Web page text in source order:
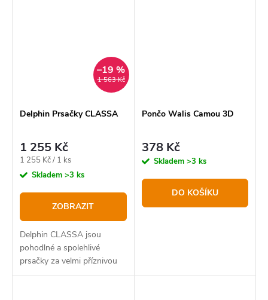
1 563 Kč
–19 %
Delphin Prsačky CLASSA
1 255 Kč
Měrná
cena:
1 255 Kč / 1 ks
Skladem >3 ks
ZOBRAZIT
Delphin CLASSA jsou
pohodlné a spolehlivé
prsačky za velmi příznivou
pořizovací cenu. Vyznačují
Pončo Walis Camou 3D
378 Kč
Skladem >3 ks
DO KOŠÍKU